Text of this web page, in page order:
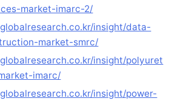
market-imarc-2/
insight/data-
market-smrc/
insight/polyuret
imarc/
insight/power-